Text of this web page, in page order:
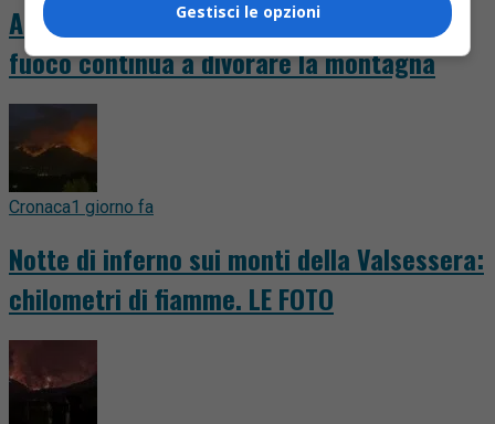
Altra notte da incubo per la Valsessera: il
fuoco continua a divorare la montagna
Cronaca1 giorno fa
Notte di inferno sui monti della Valsessera:
chilometri di fiamme. LE FOTO
Gestisci le opzioni